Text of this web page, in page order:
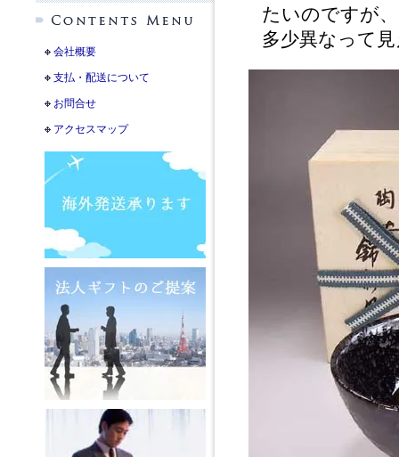
会社概要
支払・配送について
お問合せ
アクセスマップ
たいのですが
多少異なって